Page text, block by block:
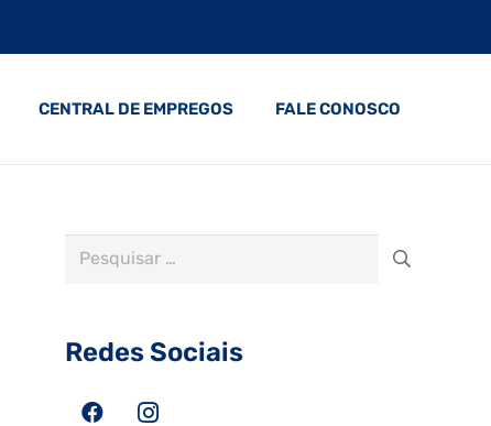
CENTRAL DE EMPREGOS FALE CONOSCO
Pesquisar
Redes Sociais